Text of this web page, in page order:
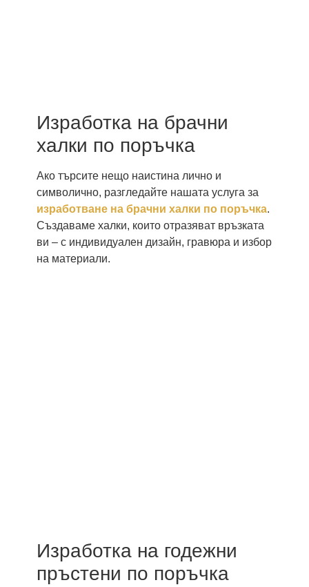
Изработка на брачни
халки по поръчка
Ако търсите нещо наистина лично и
символично, разгледайте нашата услуга за
изработване на брачни халки по поръчка.
Създаваме халки, които отразяват връзката
ви – с индивидуален дизайн, гравюра и избор
на материали.
Изработка на годежни
пръстени по поръчка